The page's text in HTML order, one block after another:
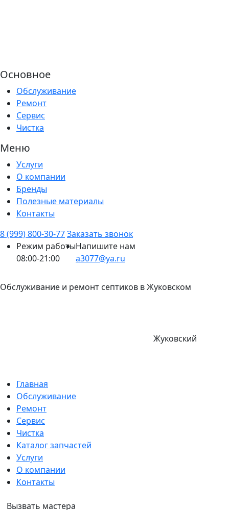
Основное
Обслуживание
Ремонт
Сервис
Чистка
Меню
Услуги
О компании
Бренды
Полезные материалы
Контакты
8 (999) 800-30-77Заказать звонок
Режим работы
08:00-21:00
Напишите нам
a3077@ya.ru
Обслуживание и ремонт септиков в Жуковском
Жуковский
Главная
Обслуживание
Ремонт
Сервис
Чистка
Каталог запчастей
Услуги
О компании
Контакты
Вызвать мастера